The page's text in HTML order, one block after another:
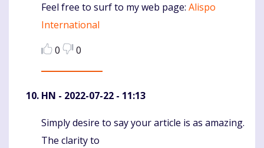
Feel free to surf to my web page: Alispo
International
0
0
HN - 2022-07-22 - 11:13
Komentaras
Simply desire to say your article is as amazing.
The clarity to